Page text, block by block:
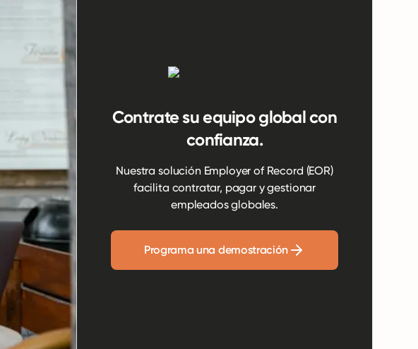
Contrate su equipo global con
confianza.
Nuestra solución Employer of Record (EOR)
facilita contratar, pagar y gestionar
empleados globales.
Programa una demostración